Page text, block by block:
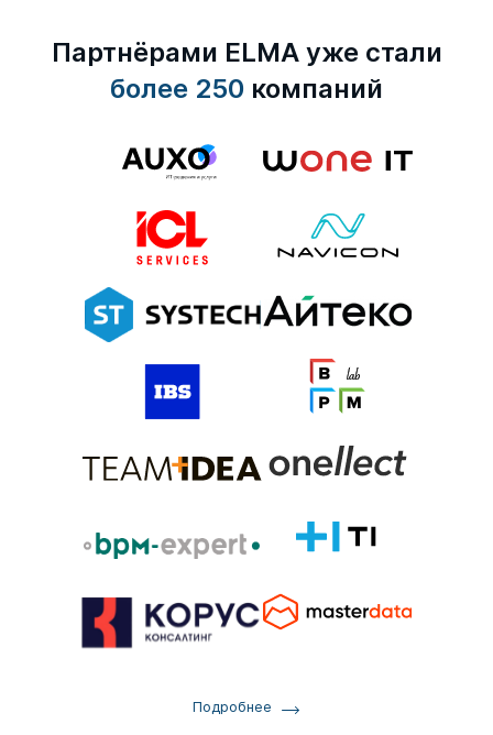
Партнёрами ELMA уже стали
более 250 компаний
Подробнее